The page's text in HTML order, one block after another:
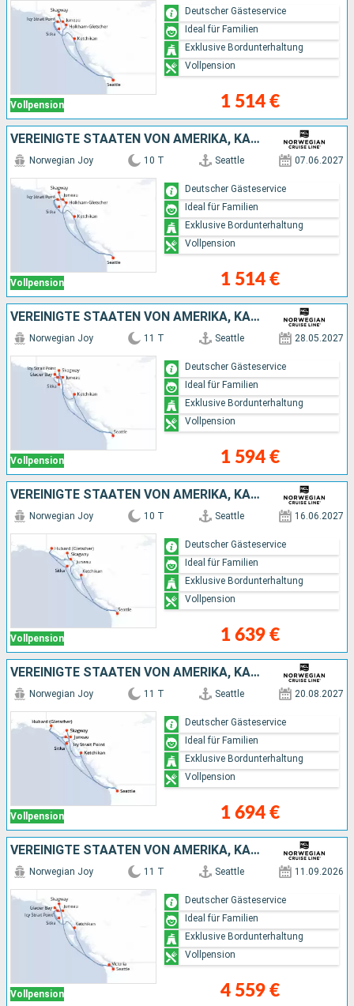
Vollpension 1 514 €
Deutscher Gästeservice
Ideal für Familien
Exklusive Bordunterhaltung
Vollpension
VEREINIGTE STAATEN VON AMERIKA, KANADA
Vollpension
Norwegian Joy 10 T Seattle 07.06.2027
1 514 €
Deutscher Gästeservice
Ideal für Familien
Exklusive Bordunterhaltung
Vollpension
VEREINIGTE STAATEN VON AMERIKA, KANADA
Vollpension
Norwegian Joy 11 T Seattle 28.05.2027
1 594 €
Deutscher Gästeservice
Ideal für Familien
Exklusive Bordunterhaltung
Vollpension
VEREINIGTE STAATEN VON AMERIKA, KANADA
Vollpension
Norwegian Joy 10 T Seattle 16.06.2027
1 639 €
Deutscher Gästeservice
Ideal für Familien
Exklusive Bordunterhaltung
Vollpension
VEREINIGTE STAATEN VON AMERIKA, KANADA
Vollpension
Norwegian Joy 11 T Seattle 20.08.2027
1 694 €
Deutscher Gästeservice
Ideal für Familien
Exklusive Bordunterhaltung
Vollpension
VEREINIGTE STAATEN VON AMERIKA, KANADA
Vollpension
Norwegian Joy 11 T Seattle 11.09.2026
4 559 €
Deutscher Gästeservice
Ideal für Familien
Exklusive Bordunterhaltung
Vollpension